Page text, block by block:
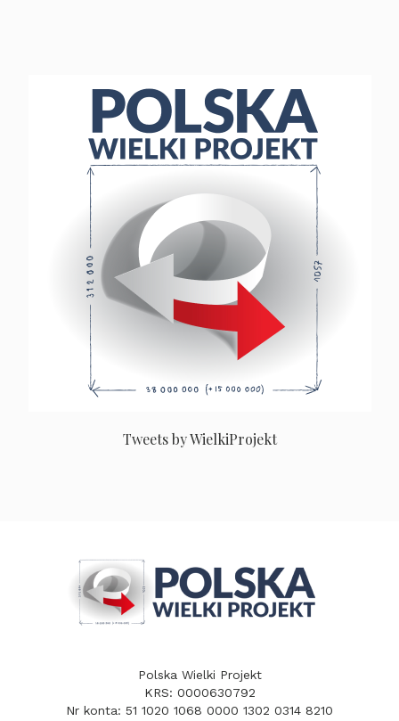
Tweets by WielkiProjekt
Polska Wielki Projekt
KRS: 0000630792
Nr konta: 51 1020 1068 0000 1302 0314 8210